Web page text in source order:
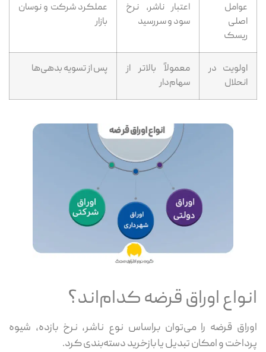
عوامل
اصلی
ریسک
اعتبار ناشر، نرخ
سود و سررسید
عملکرد شرکت و نوسان
بازار
اولویت در
انحلال
معمولاً بالاتر از
سهام‌دار
پس از تسویه بدهی‌ها
انواع اوراق قرضه کدام‌اند؟
اوراق قرضه را می‌توان براساس نوع ناشر، نرخ بازده، شیوه
پرداخت و امکان تبدیل یا بازخرید دسته‌بندی کرد.